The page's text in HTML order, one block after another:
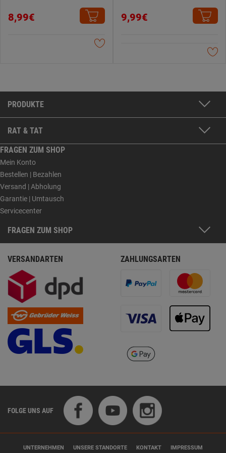
8,99€ 9,99€
PRODUKTE
RAT & TAT
FRAGEN ZUM SHOP
Mein Konto
Bestellen | Bezahlen
Versand | Abholung
Garantie | Umtausch
Servicecenter
FRAGEN ZUM SHOP
VERSANDARTEN ZAHLUNGSARTEN
FOLGE UNS AUF
UNTERNEHMEN UNSERE STANDORTE KONTAKT IMPRESSUM